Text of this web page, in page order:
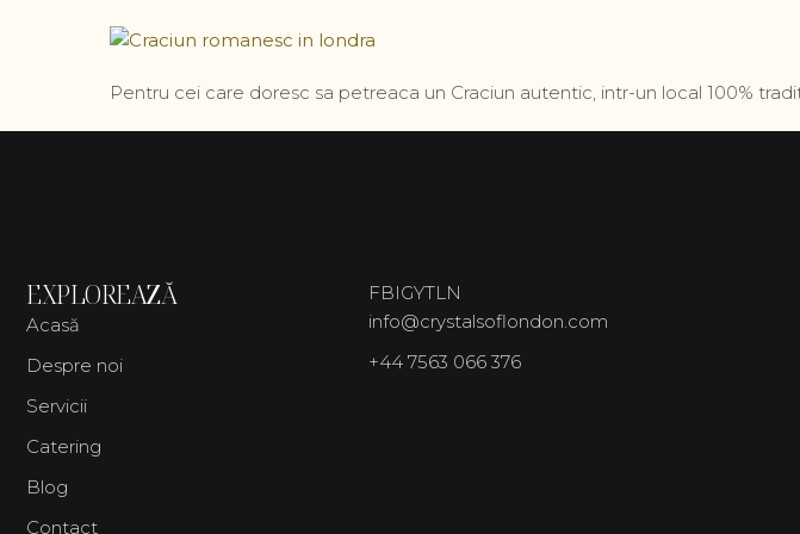
Pentru cei care doresc sa petreaca un Craciun autentic, intr-un local 100%
EXPLOREAZĂ
Acasă
Despre noi
Servicii
Catering
Blog
Contact
FBIGYTLN
info@crystalsoflondon.com
+44 7563 066 376